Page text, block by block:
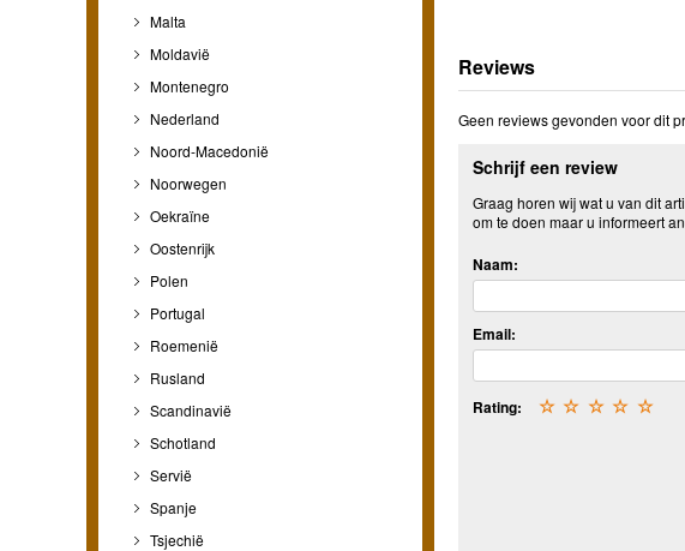
Malta
Moldavië
Montenegro
Nederland
Noord-Macedonië
Noorwegen
Oekraïne
Oostenrijk
Polen
Portugal
Roemenië
Rusland
Scandinavië
Schotland
Servië
Spanje
Tsjechië
Reviews
Geen reviews gevonden voor dit
Schrijf een review
Graag horen wij wat u van dit
om te doen maar u informeert
Naam:
Email:
Rating: ☆
☆
☆
☆
☆